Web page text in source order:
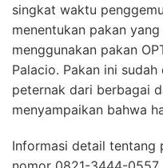
singkat waktu
menentukan pakan
menggunakan pakan
Palacio. Pakan ini
peternak dari berbagai
menyampaikan bahwa
Informasi detail tentang